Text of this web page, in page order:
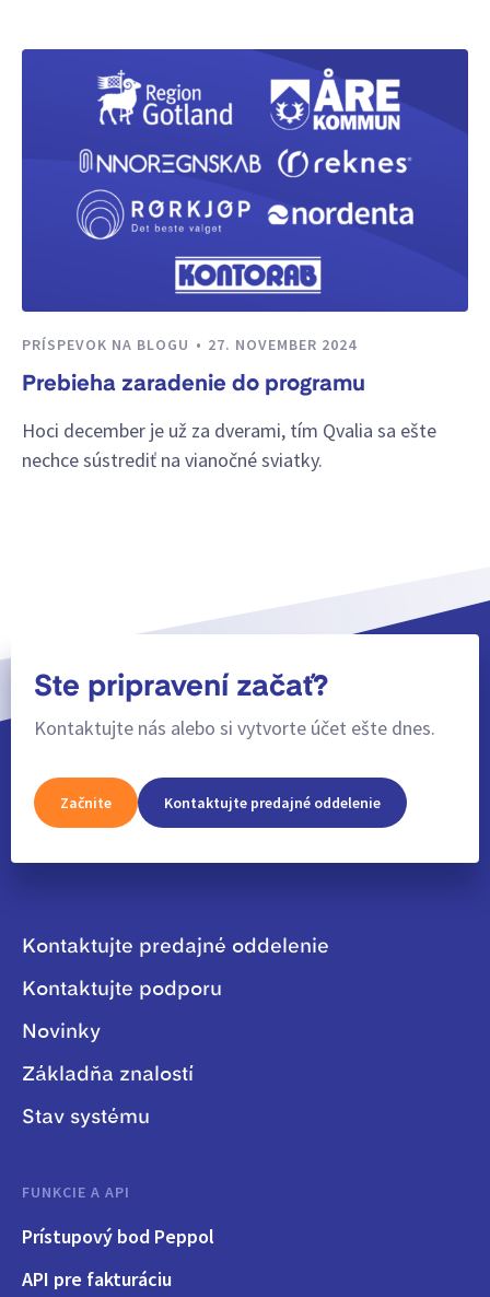
PRÍSPEVOK NA BLOGU 27. NOVEMBER 2024
Prebieha zaradenie do programu
Hoci december je už za dverami, tím Qvalia sa ešte
nechce sústrediť na vianočné sviatky.
Ste pripravení začať?
Kontaktujte nás alebo si vytvorte účet ešte dnes.
Začnite Kontaktujte predajné oddelenie
Kontaktujte predajné oddelenie
Kontaktujte podporu
Novinky
Základňa znalostí
Stav systému
FUNKCIE A API
Prístupový bod Peppol
API pre fakturáciu